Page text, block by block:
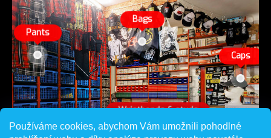
Používáme cookies, abychom Vám umožnili pohodlné